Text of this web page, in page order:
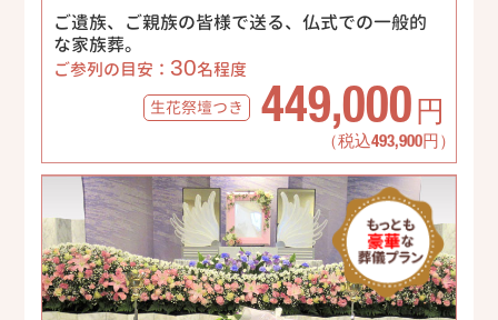
ご遺族、ご親族の皆様で送る、仏式での一般的
な家族葬。
ご参列の目安： 30名程度
生花祭壇つき 449,000 円
（税込493,900円）